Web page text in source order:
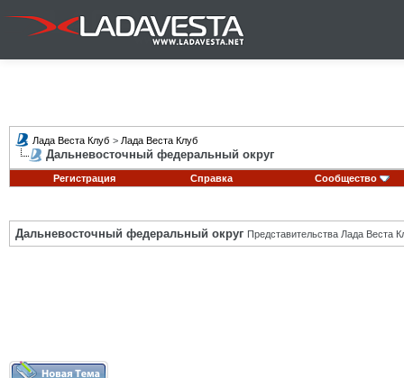
Лада Веста Клуб > Лада Веста Клуб
Дальневосточный федеральный округ
Регистрация Справка Сообщество
Дальневосточный федеральный округ Представительства Лада Веста